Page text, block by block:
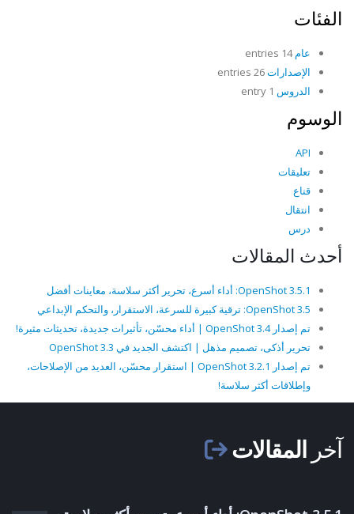
الفئات
عام14 entries
الإصدارات
الدروس
الوسوم
API
تعليقات
قناع
انتقال
درس
أحدث المقالات
OpenShot 3.5.1: أداء أسرع، تحرير أكثر سلاسة، معاينات أفضل
OpenShot 3.5: ترقية كبيرة للسرعة، الاستقرار، والتحكم الإبداعي
تم إصدار OpenShot 3.4 | أداء محسّن، تأثيرات جديدة، تحديثات مثيرة!
تحرير أذكى، تصميم مذهل | اكتشف الجديد في OpenShot 3.3
تم إصدار OpenShot 3.2.1 | استقرار محسّن، العديد من الإصلاحات،
وإطلاقات أكثر سلاسة!
آخر المقالات